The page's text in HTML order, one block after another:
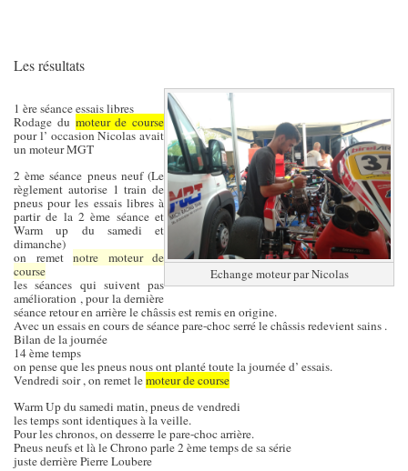
Les résultats
Echange moteur par Nicolas
1 ère séance essais libres
Rodage du moteur de course
pour l’ occasion Nicolas avait
un moteur MGT
2 ème séance pneus neuf (Le
règlement autorise 1 train de
pneus pour les essais libres à
partir de la 2 ème séance et
Warm up du samedi et
dimanche)
on remet notre moteur de
course
les séances qui suivent pas
amélioration , pour la dernière
séance retour en arrière le châssis est remis en origine.
Avec un essais en cours de séance pare-choc serré le châssis redevient sains .
Bilan de la journée
14 ème temps
on pense que les pneus nous ont planté toute la journée d’ essais.
Vendredi soir , on remet lemoteur de course
Warm Up du samedi matin, pneus de vendredi
les temps sont identiques à la veille.
Pour les chronos, on desserre le pare-choc arrière.
Pneus neufs et là le Chrono parle 2 ème temps de sa série
juste derrière Pierre Loubere